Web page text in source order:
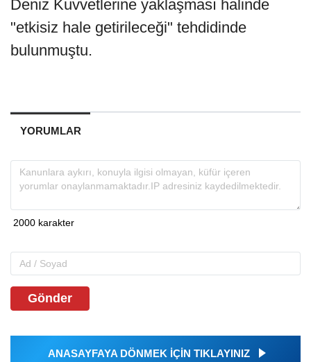
Deniz Kuvvetlerine yaklaşması halinde
"etkisiz hale getirileceği" tehdidinde
bulunmuştu.
YORUMLAR
Gönder
ANASAYFAYA DÖNMEK İÇİN TIKLAYINIZ